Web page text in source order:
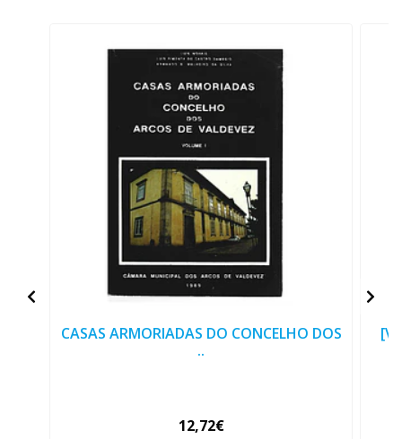
CASAS ARMORIADAS DO CONCELHO DOS
..
12,72€